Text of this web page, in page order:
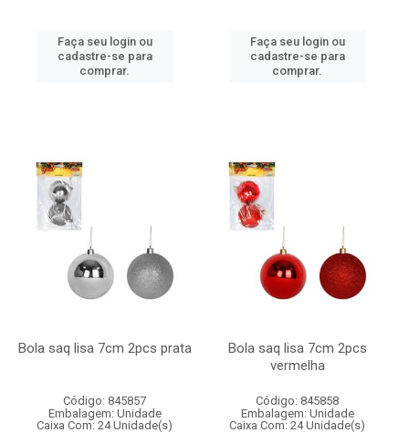
Faça seu login ou
cadastre-se para
comprar.
Faça seu login ou
cadastre-se para
comprar.
Bola saq lisa 7cm 2pcs prata
Código: 845857
Embalagem: Unidade
Caixa Com: 24 Unidade(s)
Bola saq lisa 7cm 2pcs
vermelha
Código: 845858
Embalagem: Unidade
Caixa Com: 24 Unidade(s)